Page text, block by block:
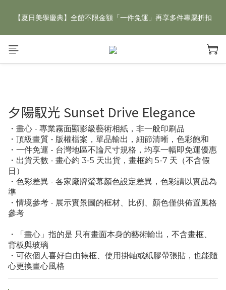
【夏日美學慶典】全館不限金額「一件免運」再享多件專屬折扣
新手好禮 🎁 加 LINE 好友，現領 新朋友專屬見面禮 優惠券！👉
夕陽馭光 Sunset Drive Elegance
・畫心 - 專業霧面顯影級藝術相紙，非一般印刷品
・頂級畫質 - 版權檔案，單品輸出，細節清晰，色彩飽和
・一件免運 - 台灣地區不論尺寸規格，均享一幅即免運優惠
・出貨天數 - 畫心約 3-5 天出貨，畫框約 5-7 天（不含假
日）
・色彩差異 - 各家廠牌螢幕顏色設定差異，色彩請以實品為
準
・情境參考 - 展示實景圖的框材、比例、顏色僅供佈置風格
參考
・「畫心」指的是 只有畫面本身的藝術輸出，不含畫框、
背板與玻璃
・可依個人喜好自由裱框、使用掛軸或紙膠帶張貼，也能隨
心更換畫心風格